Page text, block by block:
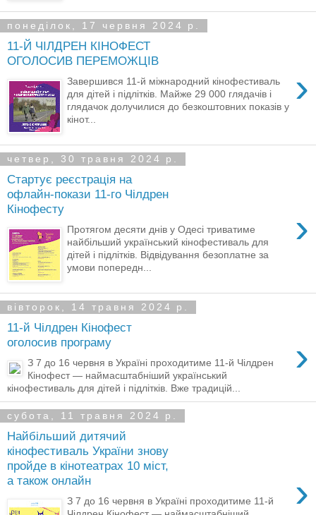
понеділок, 17 червня 2024 р.
11-Й ЧІЛДРЕН КІНОФЕСТ
ОГОЛОСИВ ПЕРЕМОЖЦІВ
›
Завершився 11-й міжнародний кінофестиваль
для дітей і підлітків. Майже 29 000 глядачів і
глядачок долучилися до безкоштовних показів у
кінот...
четвер, 30 травня 2024 р.
Стартує реєстрація на
офлайн-покази 11-го Чілдрен
Кінофесту
›
Протягом десяти днів у Одесі триватиме
найбільший український кінофестиваль для
дітей і підлітків. Відвідування безоплатне за
умови попередн...
вівторок, 14 травня 2024 р.
11-й Чілдрен Кінофест
оголосив програму
›
З 7 до 16 червня в Україні проходитиме 11-й Чілдрен
Кінофест — наймасштабніший український
кінофестиваль для дітей і підлітків. Вже традицій...
субота, 11 травня 2024 р.
Найбільший дитячий
кінофестиваль України знову
пройде в кінотеатрах 10 міст,
а також онлайн
›
З 7 до 16 червня в Україні проходитиме 11-й